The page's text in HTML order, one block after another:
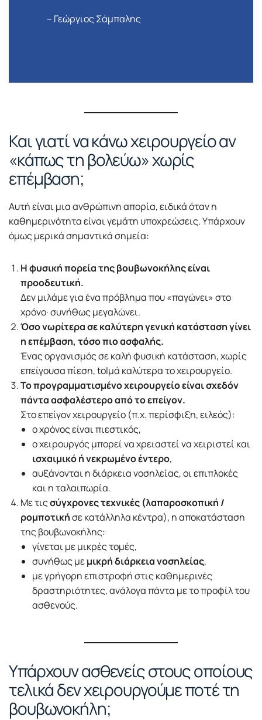
– Γεώργιος Σάμπαλης
Και γιατί να κάνω χειρουργείο αν
«κάπως τη βολεύω» χωρίς
επέμβαση;
Αυτή είναι μια ανθρώπινη απορία, ειδικά όταν η
καθημερινότητα είναι γεμάτη υποχρεώσεις. Υπάρχουν
όμως μερικά σημαντικά σημεία:
Η φυσική πορεία της βουβωνοκήλης είναι
προοδευτική.
Δεν μιλάμε για ένα πρόβλημα που «παγώνει» στο
χρόνο· συνήθως μεγαλώνει.
Όσο νωρίτερα σε καλύτερη γενική κατάσταση γίνει
η επέμβαση, τόσο πιο ασφαλής.
Ένας οργανισμός σε καλή φυσική κατάσταση, χωρίς
επείγουσα πίεση, tolμά καλύτερα το χειρουργείο.
Το προγραμματισμένο χειρουργείο είναι σχεδόν
πάντα ασφαλέστερο από το επείγον.
Στο επείγον χειρουργείο (π.χ. περίσφιξη, ειλεός):
ο χρόνος είναι πιεστικός,
ο χειρουργός μπορεί να χρειαστεί να χειριστεί και
ισχαιμικό ή νεκρωμένο έντερο,
αυξάνονται η διάρκεια νοσηλείας, οι επιπλοκές
και η ταλαιπωρία.
Με τιςσύγχρονες τεχνικές (λαπαροσκοπική /
ρομποτικήσε κατάλληλα κέντρα), η αποκατάσταση
της βουβωνοκήλης:
γίνεται με μικρές τομές,
συνήθως μεμικρή διάρκεια νοσηλείας,
με γρήγορη επιστροφή στις καθημερινές
δραστηριότητες, ανάλογα πάντα με το προφίλ του
ασθενούς.
Υπάρχουν ασθενείς στους οποίους
τελικά δεν χειρουργούμε ποτέ τη
βουβωνοκήλη;